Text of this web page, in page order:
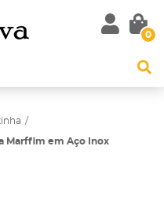
0
Marffim em Aço Inox